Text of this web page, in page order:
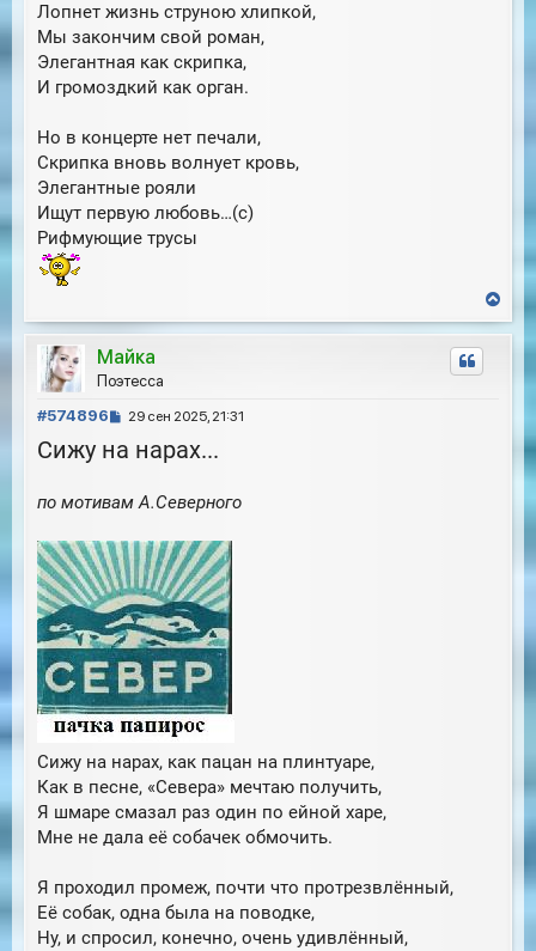
Лопнет жизнь струною хлипкой,
Мы закончим свой роман,
Элегантная как скрипка,
И громоздкий как орган.
Но в концерте нет печали,
Скрипка вновь волнует кровь,
Элегантные рояли
Ищут первую любовь…(с)
Рифмующие трусы
е
р
Майка
Поэтесса
#574896
С
о
щ
н
и
е
29 сен 2025, 21:31
Сижу на нарах...
по мотивам А.Северного
Сижу на нарах, как пацан на плинтуаре,
Как в песне, «Севера» мечтаю получить,
Я шмаре смазал раз один по ейной харе,
Мне не дала её собачек обмочить.
Я проходил промеж, почти что протрезвлённый,
Её собак, одна была на поводке,
Ну, и спросил, конечно, очень удивлённый,